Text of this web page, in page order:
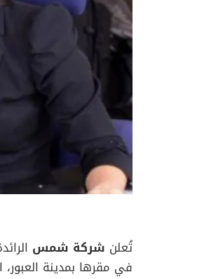
تُعلن شركة شمس
في مقرها بمدينة